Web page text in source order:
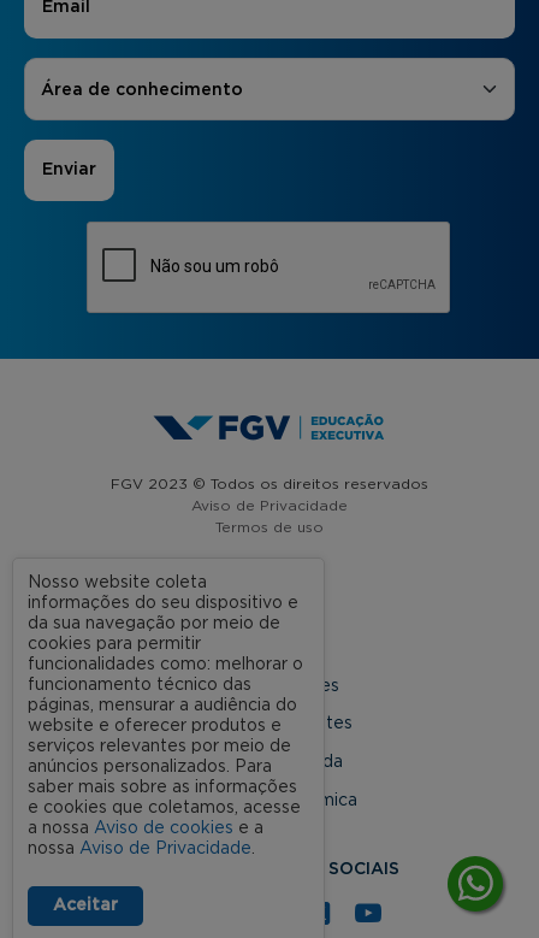
Áreas de Interesse
Área de conhecimento
FGV 2023 © Todos os direitos reservados
Aviso de Privacidade
Termos de uso
A FGV
Nossas Unidades
Dúvidas Frequentes
Rede Conveniada
Ouvidoria Acadêmica
SIGA NOSSAS REDES SOCIAIS
Nosso website coleta
informações do seu dispositivo e
da sua navegação por meio de
cookies para permitir
funcionalidades como: melhorar o
funcionamento técnico das
páginas, mensurar a audiência do
website e oferecer produtos e
serviços relevantes por meio de
anúncios personalizados. Para
saber mais sobre as informações
e cookies que coletamos, acesse
a nossa Aviso de cookies e a
nossa Aviso de Privacidade.
Aceitar